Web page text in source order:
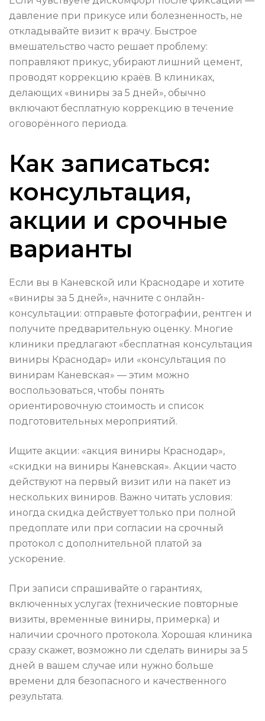
давление при прикусе или болезненность, не
откладывайте визит к врачу. Быстрое
вмешательство часто решает проблему:
поправляют прикус, убирают лишний цемент,
проводят коррекцию краёв. В клиниках,
делающих «виниры за 5 дней», обычно
включают бесплатную коррекцию в течение
оговорённого периода.
Как записаться:
консультация,
акции и срочные
варианты
Если вы в Каневской или Краснодаре и хотите
«виниры за 5 дней», начните с онлайн-
консультации: отправьте фотографии, рентген и
получите предварительную оценку. Многие
клиники предлагают «бесплатная консультация
виниры Краснодар» или «консультация по
винирам Каневская» — этим можно
воспользоваться, чтобы понять
ориентировочную стоимость и список
подготовительных мероприятий.
Ищите акции: «акция виниры Краснодар»,
«скидки на виниры Каневская». Акции часто
действуют на первый визит или на пакет из
нескольких виниров. Важно читать условия:
иногда скидка действует только при полной
предоплате или при согласии на срочный
протокол с дополнительной платой за
ускорение.
При записи спрашивайте о гарантиях,
включенных услугах (технические повторные
визиты, временные виниры, примерка) и
наличии срочного протокола. Хорошая клиника
сразу скажет, возможно ли сделать виниры за 5
дней в вашем случае или нужно больше
времени для безопасного и качественного
результата.